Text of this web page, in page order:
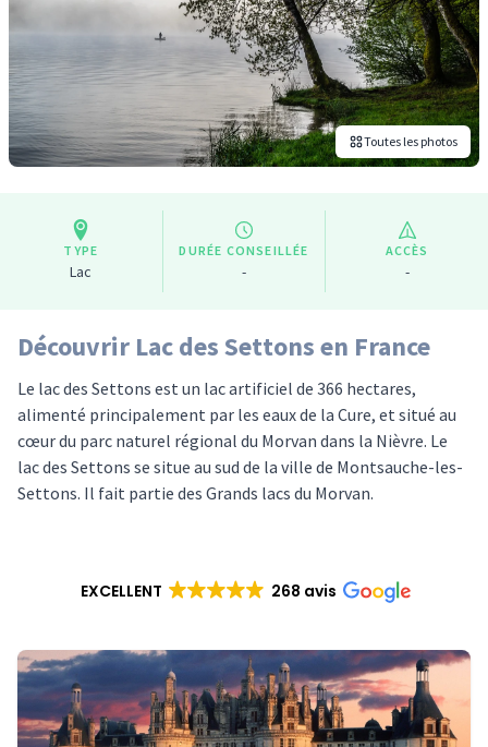
Toutes les photos
TYPE
Lac
DURÉE CONSEILLÉE
-
ACCÈS
-
Découvrir Lac des Settons en France
Le lac des Settons est un lac artificiel de 366 hectares,
alimenté principalement par les eaux de la Cure, et situé au
cœur du parc naturel régional du Morvan dans la Nièvre. Le
lac des Settons se situe au sud de la ville de Montsauche-les-
Settons. Il fait partie des Grands lacs du Morvan.
EXCELLENT 268 avis